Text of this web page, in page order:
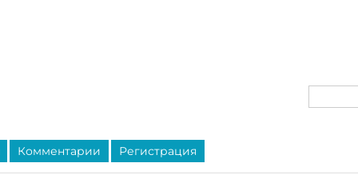
Комментарии Регистрация